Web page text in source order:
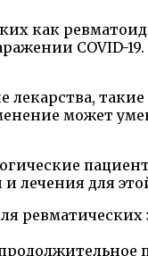
как
может
лечения для